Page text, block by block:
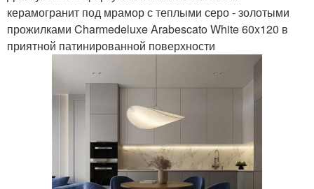
керамогранит под мрамор с теплыми серо - золотыми
прожилками Charmedeluxe Arabescato White 60x120 в
приятной патинированной поверхности